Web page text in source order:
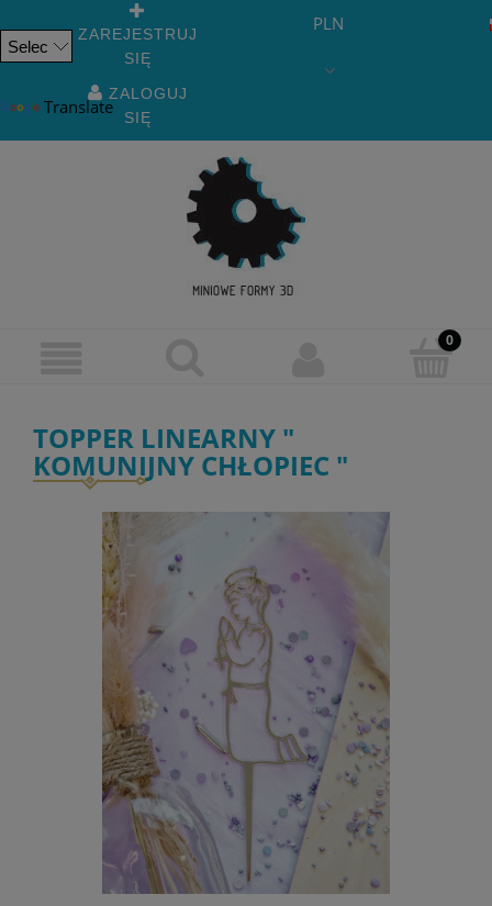
Translate
ZAREJESTRUJ
SIĘ
ZALOGUJ
SIĘ
PLN
TOPPER LINEARNY "
KOMUNIJNY CHŁOPIEC "